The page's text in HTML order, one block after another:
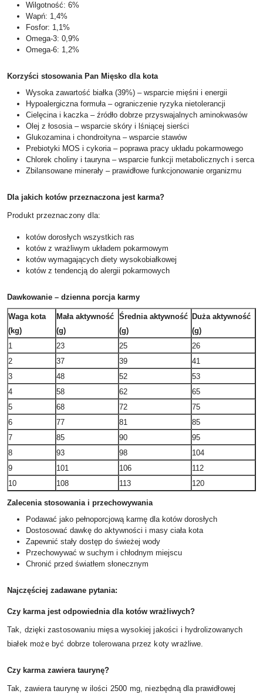
Wilgotność: 6%
Wapń: 1,4%
Fosfor: 1,1%
Omega-3: 0,9%
Omega-6: 1,2%
Korzyści stosowania Pan Mięsko dla kota
Wysoka zawartość białka (39%) – wsparcie mięśni i energii
Hypoalergiczna formuła – ograniczenie ryzyka nietolerancji
Cielęcina i kaczka – źródło dobrze przyswajalnych aminokwasów
Olej z łososia – wsparcie skóry i lśniącej sierści
Glukozamina i chondroityna – wsparcie stawów
Prebiotyki MOS i cykoria – poprawa pracy układu pokarmowego
Chlorek choliny i tauryna – wsparcie funkcji metabolicznych i serca
Zbilansowane minerały – prawidłowe funkcjonowanie organizmu
Dla jakich kotów przeznaczona jest karma?
Produkt przeznaczony dla:
kotów dorosłych wszystkich ras
kotów z wrażliwym układem pokarmowym
kotów wymagających diety wysokobiałkowej
kotów z tendencją do alergii pokarmowych
Dawkowanie – dzienna porcja karmy
Waga kota
(kg)
Mała aktywność
(g)
Średnia aktywność
(g)
Duża aktywność
(g)
1
23 25
26
2
37 39
41
3
48 52
53
4
58 62
65
5
68 72
75
6
77 81
85
7
85 90
95
8
93 98
104
9
101 106
112
10
108 113 120
Zalecenia stosowania i przechowywania
Podawać jako pełnoporcjową karmę dla kotów dorosłych
Dostosować dawkę do aktywności i masy ciała kota
Zapewnić stały dostęp do świeżej wody
Przechowywać w suchym i chłodnym miejscu
Chronić przed światłem słonecznym
Najczęściej zadawane pytania:
Czy karma jest odpowiednia dla kotów wrażliwych?
Tak, dzięki zastosowaniu mięsa wysokiej jakości i hydrolizowanych
białek może być dobrze tolerowana przez koty wrażliwe.
Czy karma zawiera taurynę?
Tak, zawiera taurynę w ilości 2500 mg, niezbędną dla prawidłowej